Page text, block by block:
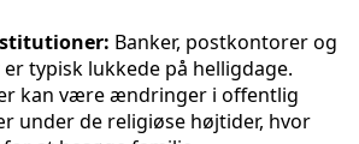
Banker, postkontorer og
typisk lukkede på helligdage.
kan være ændringer i offentlig
under de religiøse højtider, hvor